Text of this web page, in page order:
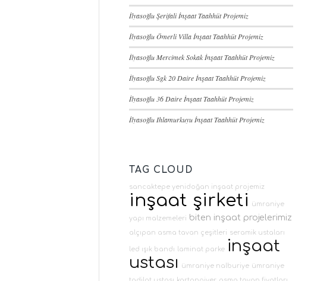
İlyasoğlu Şerifali İnşaat Taahhüt Projemiz
İlyasoğlu Ömerli Villa İnşaat Taahhüt Projemiz
İlyasoğlu Mercimek Sokak İnşaat Taahhüt Projemiz
İlyasoğlu Sgk 20 Daire İnşaat Taahhüt Projemiz
İlyasoğlu 36 Daire İnşaat Taahhüt Projemiz
İlyasoğlu Ihlamurkuyu İnşaat Taahhüt Projemiz
TAG CLOUD
sancaktepe yenidoğan inşaat projemiz
inşaat şirketi ümraniye
yapı malzemeleri biten inşaat projelerimiz
alçıpan asma tavan çeşitleri seramik ustaları
led ışık bandı laminat parke inşaat
ustası
ümraniye nalburiye ümraniye